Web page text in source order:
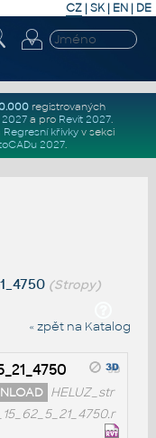
CZ | SK| EN | DE
registrovaných
a pro Revit 2027.
Regresní křivkyv sekci
2027.
(Stropy)
« zpět na Katalog
HELUZ_str